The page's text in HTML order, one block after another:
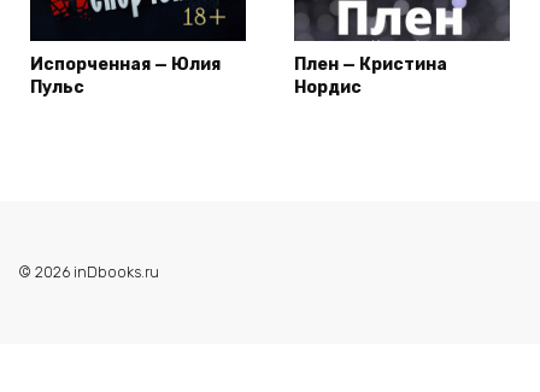
Испорченная — Юлия
Пульс
Плен — Кристина
Нордис
© 2026 inDbooks.ru